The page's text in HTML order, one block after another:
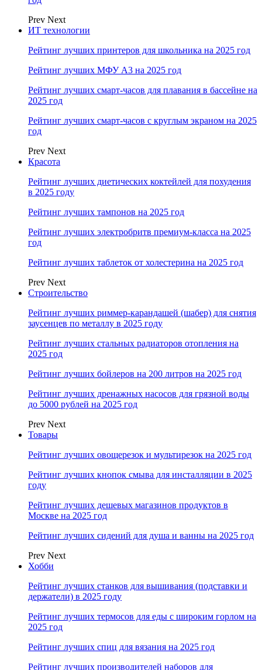
Prev Next
ИТ технологии
Рейтинг лучших принтеров для школьника на 2025 год
Рейтинг лучших МФУ А3 на 2025 год
Рейтинг лучших смарт-часов для плавания в бассейне на
2025 год
Рейтинг лучших смарт-часов с круглым экраном на 2025
год
Prev Next
Красота
Рейтинг лучших диетических коктейлей для похудения
в 2025 году
Рейтинг лучших тампонов на 2025 год
Рейтинг лучших электробритв премиум-класса на 2025
год
Рейтинг лучших таблеток от холестерина на 2025 год
Prev Next
Строительство
Рейтинг лучших риммер-карандашей (шабер) для снятия
заусенцев по металлу в 2025 году
Рейтинг лучших стальных радиаторов отопления на
2025 год
Рейтинг лучших бойлеров на 200 литров на 2025 год
Рейтинг лучших дренажных насосов для грязной воды
до 5000 рублей на 2025 год
Prev Next
Товары
Рейтинг лучших овощерезок и мультирезок на 2025 год
Рейтинг лучших кнопок смыва для инсталляции в 2025
году
Рейтинг лучших дешевых магазинов продуктов в
Москве на 2025 год
Рейтинг лучших сидений для душа и ванны на 2025 год
Prev Next
Хобби
Рейтинг лучших станков для вышивания (подставки и
держатели) в 2025 году
Рейтинг лучших термосов для еды с широким горлом на
2025 год
Рейтинг лучших спиц для вязания на 2025 год
Рейтинг лучших производителей наборов для